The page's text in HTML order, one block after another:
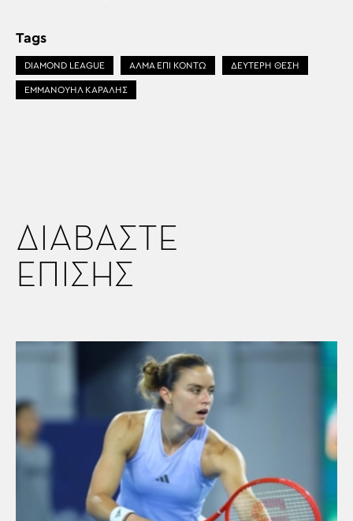
Tags
DIAMOND LEAGUE ΑΛΜΑ ΕΠΙ ΚΟΝΤΩ ΔΕΥΤΕΡΗ ΘΕΣΗ
ΕΜΜΑΝΟΥΗΛ ΚΑΡΑΛΗΣ
ΔΙΑΒΑΣΤΕ
ΕΠΙΣΗΣ